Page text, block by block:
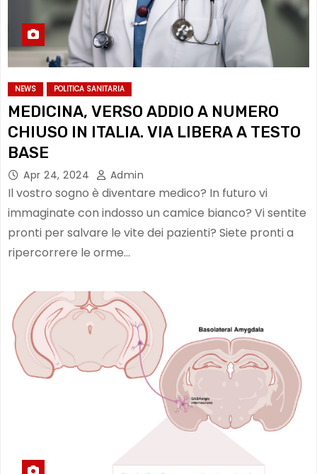
NEWS POLITICA SANITARIA
MEDICINA, VERSO ADDIO A NUMERO
CHIUSO IN ITALIA. VIA LIBERA A TESTO
BASE
Apr 24, 2024 Admin
Il vostro sogno è diventare medico? In futuro vi
immaginate con indosso un camice bianco? Vi sentite
pronti per salvare le vite dei pazienti? Siete pronti a
ripercorrere le orme…